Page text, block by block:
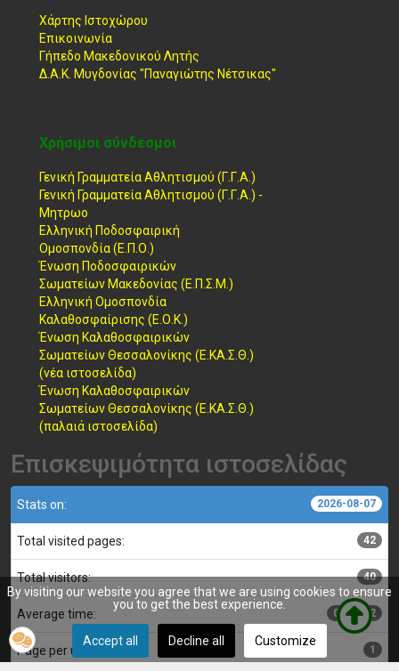
Χάρτης Ιστοχώρου
Επικοινωνία
Γήπεδο Μακεδονικού Λητής
Δ.Α.Κ. Μυγδονίας "Παναγιώτης Νέτσικας"
Χρήσιμοι σύνδεσμοι
Γενική Γραμματεία Αθλητισμού (Γ.Γ.Α.)
Γενική Γραμματεία Αθλητισμού (Γ.Γ.Α.) -
Μητρωο
Ελληνική Ποδοσφαιρική
Ομοσπονδία (Ε.Π.Ο.)
Ένωση Ποδοσφαιρικών
Σωματείων Μακεδονίας (Ε.Π.Σ.Μ.)
Ελληνική Ομοσπονδία
Καλαθοσφαίρισης (Ε.Ο.Κ.)
Ένωση Καλαθοσφαιρικών
Σωματείων Θεσσαλονίκης (Ε.ΚΑ.Σ.Θ.)
(νέα ιστοσελίδα)
Ένωση Καλαθοσφαιρικών
Σωματείων Θεσσαλονίκης (Ε.ΚΑ.Σ.Θ.)
(παλαιά ιστοσελίδα)
Επισκεψιμότητα ιστοσελίδας
Stats on: 2026-08-07
Total visited pages: 42
Total visitors: 40
Average time: 00:00:02
Page per user: 1
By visiting our website you agree that we are using cookies to ensure
you to get the best experience.
Accept all Decline all Customize